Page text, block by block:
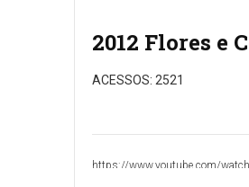
2012 Flores e
ACESSOS: 2521
https://www.youtube.com/